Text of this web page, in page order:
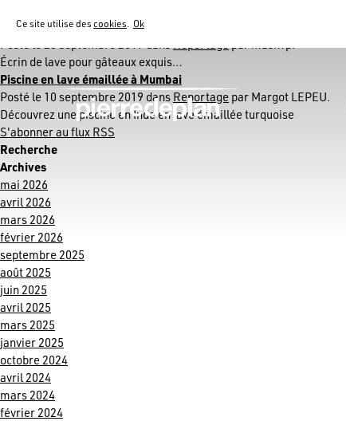
Ce site utilise descookies. Ok
Pâtisserie Le Meurice
Posté le 25 septembre 2019 dansReportagepar mashvp.
Écrin de lave pour gâteaux exquis…
Piscine en lave émaillée à Mumbai
Posté le 10 septembre 2019 dans Reportage par Margot LEPEU.
Découvrez une piscine en Inde en lave émaillée turquoise
S'abonner au flux RSS
Recherche
Archives
mai 2026
avril 2026
mars 2026
février 2026
septembre 2025
août 2025
juin 2025
avril 2025
mars 2025
janvier 2025
octobre 2024
avril 2024
mars 2024
février 2024